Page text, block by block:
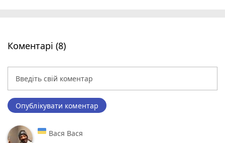
Коментарі (8)
Опублікувати коментар
Вася Вася